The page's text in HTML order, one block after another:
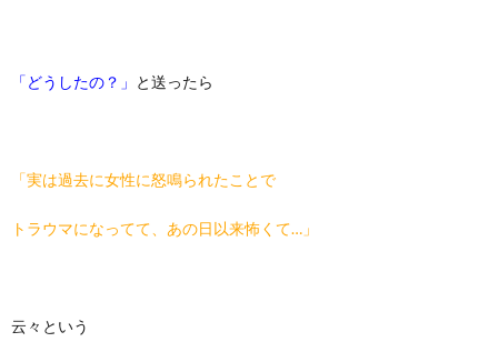
「どうしたの？」 と送ったら
「実は過去に女性に怒鳴られたことで
トラウマになってて、あの日以来怖くて…」
云々という